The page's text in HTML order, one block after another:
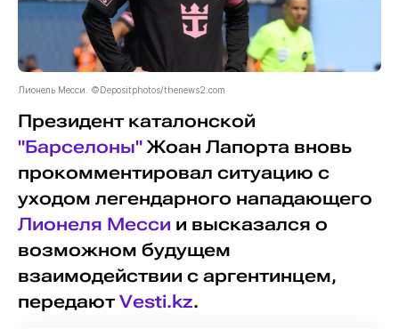
Лионель Месси. ©Depositphotos/thenews2.com
Президент каталонской
"Барселоны"Жоан Лапорта вновь
прокомментировал ситуацию с
уходом легендарного нападающего
Лионеля Месси и высказался о
возможном будущем
взаимодействии с аргентинцем,
передают Vesti.kz.